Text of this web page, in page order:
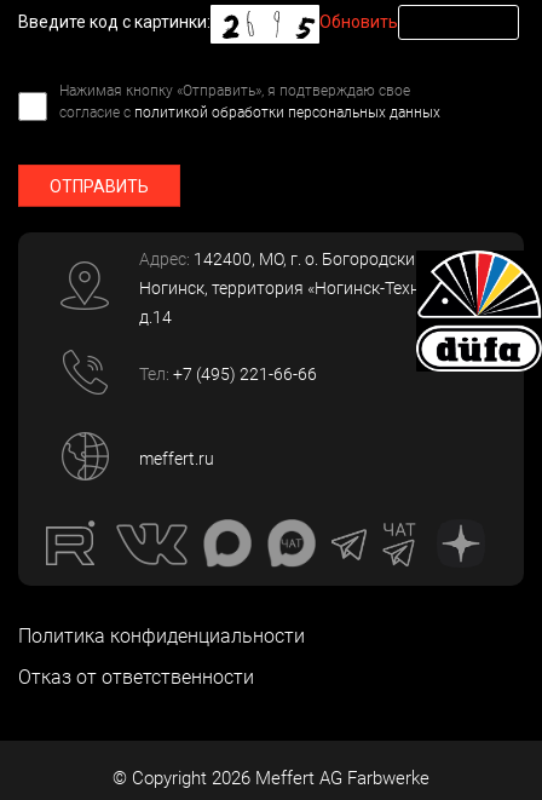
Введите код с картинки: Обновить
Нажимая кнопку «Отправить», я подтверждаю свое
согласие с политикой обработки персональных данных
ОТПРАВИТЬ
Адрес: 142400, МО, г. о. Богородский, г.
Ногинск, территория «Ногинск-Технопарк»,
д.14
Тел: +7 (495) 221-66-66
meffert.ru
Политика конфиденциальности
Отказ от ответственности
© Copyright 2026 Meffert AG Farbwerke